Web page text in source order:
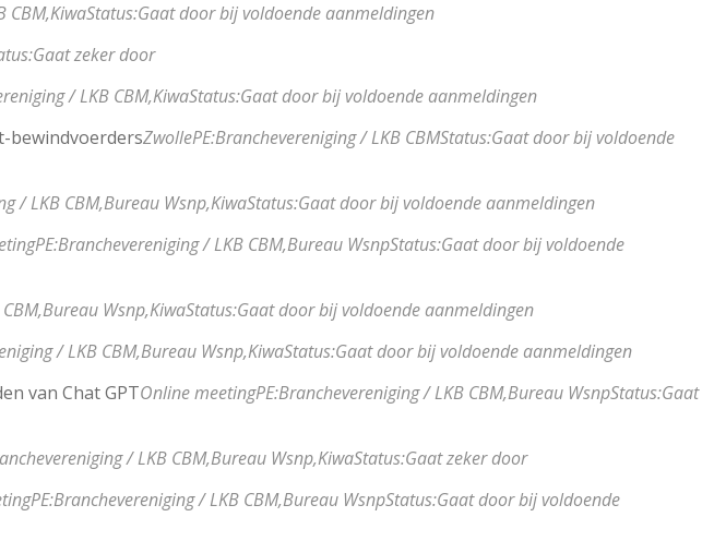
CBM,KiwaStatus:Gaat door bij voldoende aanmeldingen
Gaat zeker door
/ LKB CBM,KiwaStatus:Gaat door bij voldoende aanmeldingen
bewindvoerdersZwollePE:Branchevereniging / LKB CBMStatus:Gaat door bij voldoende
/ LKB CBM,Bureau Wsnp,KiwaStatus:Gaat door bij voldoende aanmeldingen
PE:Branchevereniging / LKB CBM,Bureau WsnpStatus:Gaat door bij voldoende
Bureau Wsnp,KiwaStatus:Gaat door bij voldoende aanmeldingen
/ LKB CBM,Bureau Wsnp,KiwaStatus:Gaat door bij voldoende aanmeldingen
van Chat GPTOnline meetingPE:Branchevereniging / LKB CBM,Bureau WsnpStatus:Gaat
/ LKB CBM,Bureau Wsnp,KiwaStatus:Gaat zeker door
PE:Branchevereniging / LKB CBM,Bureau WsnpStatus:Gaat door bij voldoende